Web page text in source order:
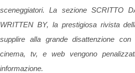
sceneggiatori. La sezione SCRITTO
WRITTEN BY, la prestigiosa rivista
supplire alla grande disattenzione
cinema, tv, e web vengono
informazione.